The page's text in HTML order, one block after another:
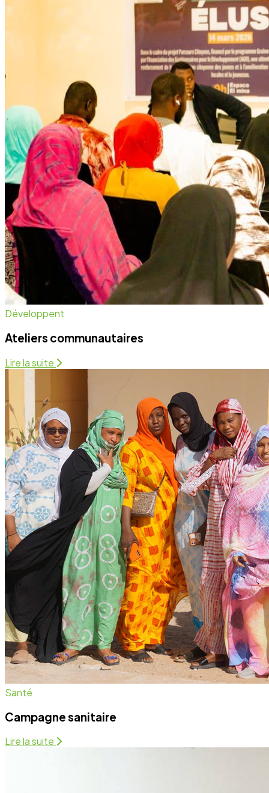
Développent
Ateliers communautaires
Lire la suite
Santé
Campagne sanitaire
Lire la suite